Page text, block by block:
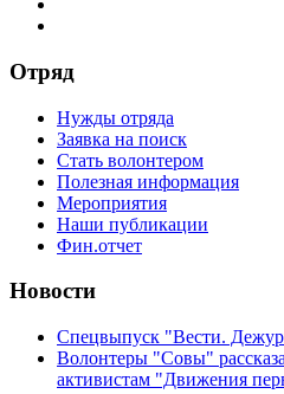
Отряд
Нужды отряда
Заявка на поиск
Стать волонтером
Полезная информация
Мероприятия
Наши публикации
Фин.отчет
Новости
Спецвыпуск "Вести.
Волонтеры "Совы"
активистам "Движения